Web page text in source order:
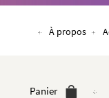
À propos
Panier